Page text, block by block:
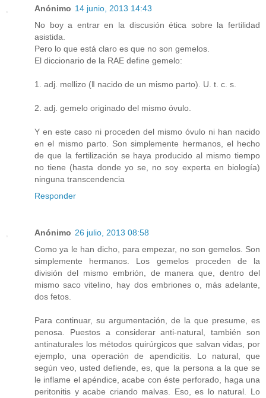
Anónimo 14 junio, 2013 14:43
No boy a entrar en la discusión ética sobre la fertilidad
asistida.
Pero lo que está claro es que no son gemelos.
El diccionario de la RAE define gemelo:
1. adj. mellizo (‖ nacido de un mismo parto). U. t. c. s.
2. adj. gemelo originado del mismo óvulo.
Y en este caso ni proceden del mismo óvulo ni han nacido
en el mismo parto. Son simplemente hermanos, el hecho
de que la fertilización se haya producido al mismo tiempo
no tiene (hasta donde yo se, no soy experta en biología)
ninguna transcendencia
Responder
Anónimo 26 julio, 2013 08:58
Como ya le han dicho, para empezar, no son gemelos. Son
simplemente hermanos. Los gemelos proceden de la
división del mismo embrión, de manera que, dentro del
mismo saco vitelino, hay dos embriones o, más adelante,
dos fetos.
Para continuar, su argumentación, de la que presume, es
penosa. Puestos a considerar anti-natural, también son
antinaturales los métodos quirúrgicos que salvan vidas, por
ejemplo, una operación de apendicitis. Lo natural, que
según veo, usted defiende, es, que la persona a la que se
le inflame el apéndice, acabe con éste perforado, haga una
peritonitis y acabe criando malvas. Eso, es lo natural. Lo